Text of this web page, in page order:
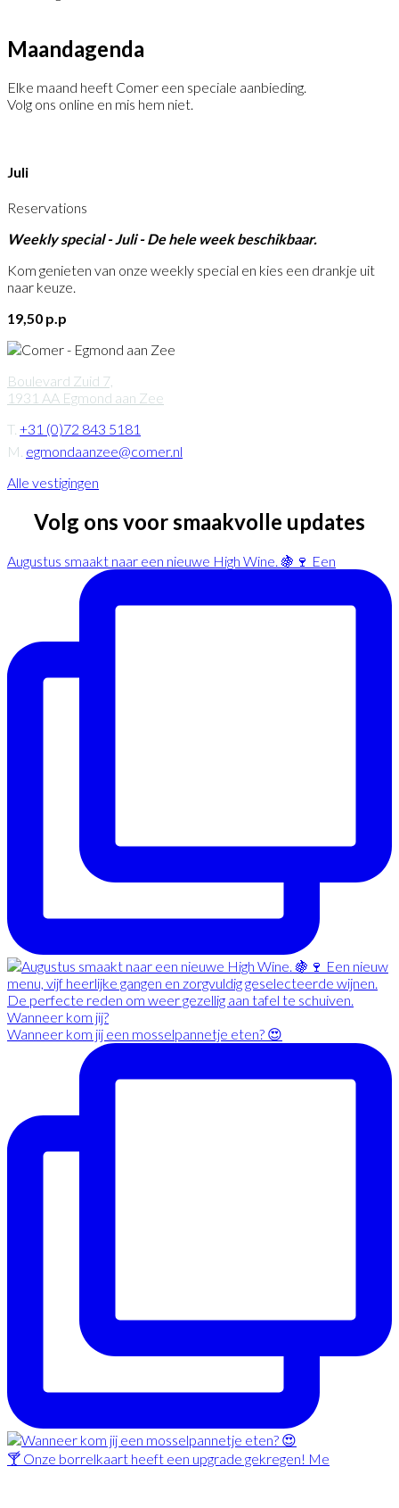
Maand­agenda
Elke maand heeft Comer een speciale aanbieding.
Volg ons online en mis hem niet.
Juli
Reservations
Weekly special - Juli - De hele week beschikbaar.
Kom genieten van onze weekly special en kies een drankje uit
naar keuze.
19,50 p.p
Boulevard Zuid 7,
1931 AA Egmond aan Zee
T. +31 (0)72 843 5181
M. egmondaanzee@comer.nl
Alle vestigingen
Volg ons voor smaakvolle updates
Augustus smaakt naar een nieuwe High Wine. 🍇🍷 Een
Wanneer kom jij een mosselpannetje eten? 😍
🍸 Onze borrelkaart heeft een upgrade gekregen! Me